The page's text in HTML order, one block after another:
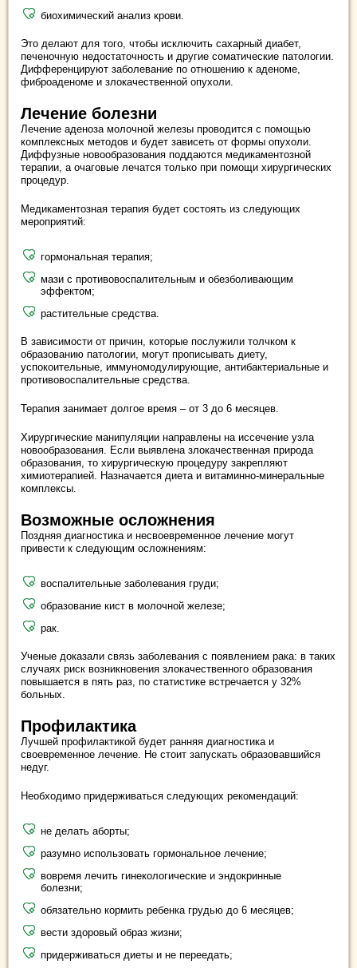
биохимический анализ крови.
Это делают для того, чтобы исключить сахарный диабет,
печеночную недостаточность и другие соматические патологии.
Дифференцируют заболевание по отношению к аденоме,
фиброаденоме и злокачественной опухоли.
Лечение болезни
Лечение аденоза молочной железы проводится с помощью
комплексных методов и будет зависеть от формы опухоли.
Диффузные новообразования поддаются медикаментозной
терапии, а очаговые лечатся только при помощи хирургических
процедур.
Медикаментозная терапия будет состоять из следующих
мероприятий:
гормональная терапия;
мази с противовоспалительным и обезболивающим
эффектом;
растительные средства.
В зависимости от причин, которые послужили толчком к
образованию патологии, могут прописывать диету,
успокоительные, иммуномодулирующие, антибактериальные и
противовоспалительные средства.
Терапия занимает долгое время – от 3 до 6 месяцев.
Хирургические манипуляции направлены на иссечение узла
новообразования. Если выявлена злокачественная природа
образования, то хирургическую процедуру закрепляют
химиотерапией. Назначается диета и витаминно-минеральные
комплексы.
Возможные осложнения
Поздняя диагностика и несвоевременное лечение могут
привести к следующим осложнениям:
воспалительные заболевания груди;
образование кист в молочной железе;
рак.
Ученые доказали связь заболевания с появлением рака: в таких
случаях риск возникновения злокачественного образования
повышается в пять раз, по статистике встречается у 32%
больных.
Профилактика
Лучшей профилактикой будет ранняя диагностика и
своевременное лечение. Не стоит запускать образовавшийся
недуг.
Необходимо придерживаться следующих рекомендаций:
не делать аборты;
разумно использовать гормональное лечение;
вовремя лечить гинекологические и эндокринные
болезни;
обязательно кормить ребенка грудью до 6 месяцев;
вести здоровый образ жизни;
придерживаться диеты и не переедать;